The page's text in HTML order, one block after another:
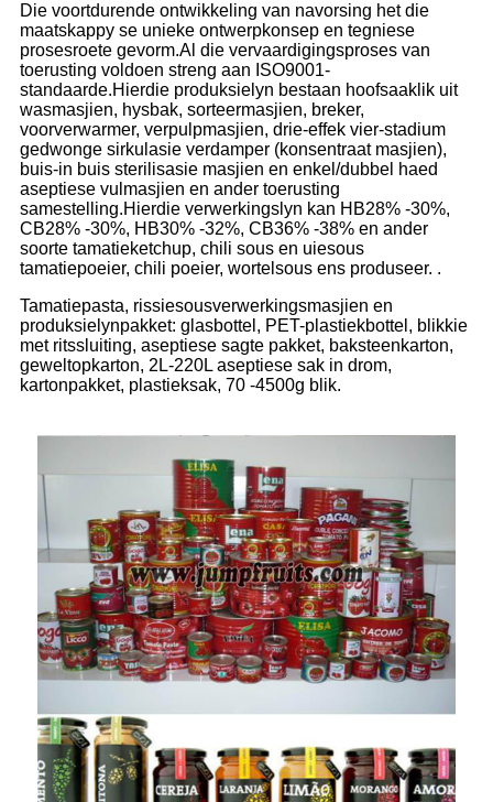
Die voortdurende ontwikkeling van navorsing het die
maatskappy se unieke ontwerpkonsep en tegniese
prosesroete gevorm.Al die vervaardigingsproses van
toerusting voldoen streng aan ISO9001-
standaarde.Hierdie produksielyn bestaan ​​hoofsaaklik uit
wasmasjien, hysbak, sorteermasjien, breker,
voorverwarmer, verpulpmasjien, drie-effek vier-stadium
gedwonge sirkulasie verdamper (konsentraat masjien),
buis-in buis sterilisasie masjien en enkel/dubbel haed
aseptiese vulmasjien en ander toerusting
samestelling.Hierdie verwerkingslyn kan HB28% -30%,
CB28% -30%, HB30% -32%, CB36% -38% en ander
soorte tamatieketchup, chili sous en uiesous
tamatiepoeier, chili poeier, wortelsous ens produseer. .
Tamatiepasta, rissiesousverwerkingsmasjien en
produksielynpakket: glasbottel, PET-plastiekbottel, blikkie
met ritssluiting, aseptiese sagte pakket, baksteenkarton,
geweltopkarton, 2L-220L aseptiese sak in drom,
kartonpakket, plastieksak, 70 -4500g blik.